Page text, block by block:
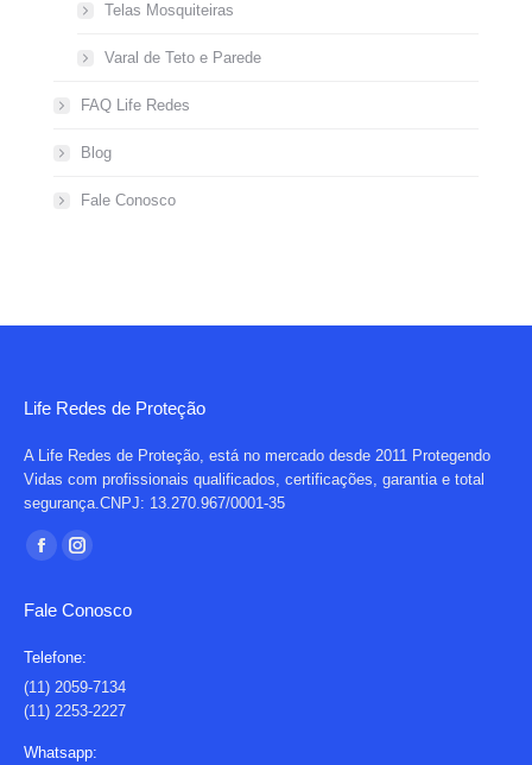
Telas Mosquiteiras
Varal de Teto e Parede
FAQ Life Redes
Blog
Fale Conosco
Life Redes de Proteção
A Life Redes de Proteção, está no mercado desde 2011 Protegendo
Vidas com profissionais qualificados, certificações, garantia e total
segurança.CNPJ: 13.270.967/0001-35
Encontre-nos em:
Facebook
opens
in
new
window
Instagram
opens
in
new
window
Fale Conosco
Telefone:
(11) 2059-7134
(11) 2253-2227
Whatsapp: